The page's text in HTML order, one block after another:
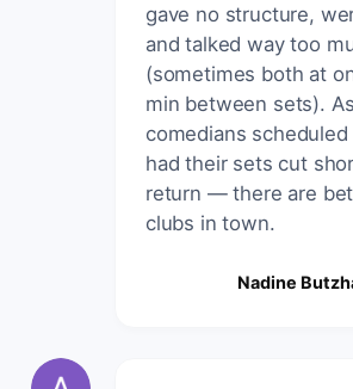
gave no structure,
and talked way too
(sometimes both at
min between sets).
comedians
had their sets cut
return — there are
clubs in town.
Nadine